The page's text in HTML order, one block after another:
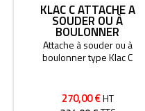
KLAC C ATTACHE À
SOUDER OU À
BOULONNER
Attache à souder ou à
boulonner type Klac C
270,00 €HT